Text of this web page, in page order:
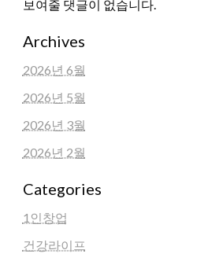
보여줄 댓글이 없습니다.
Archives
2026년 6월
2026년 5월
2026년 3월
2026년 2월
Categories
1인창업
건강라이프